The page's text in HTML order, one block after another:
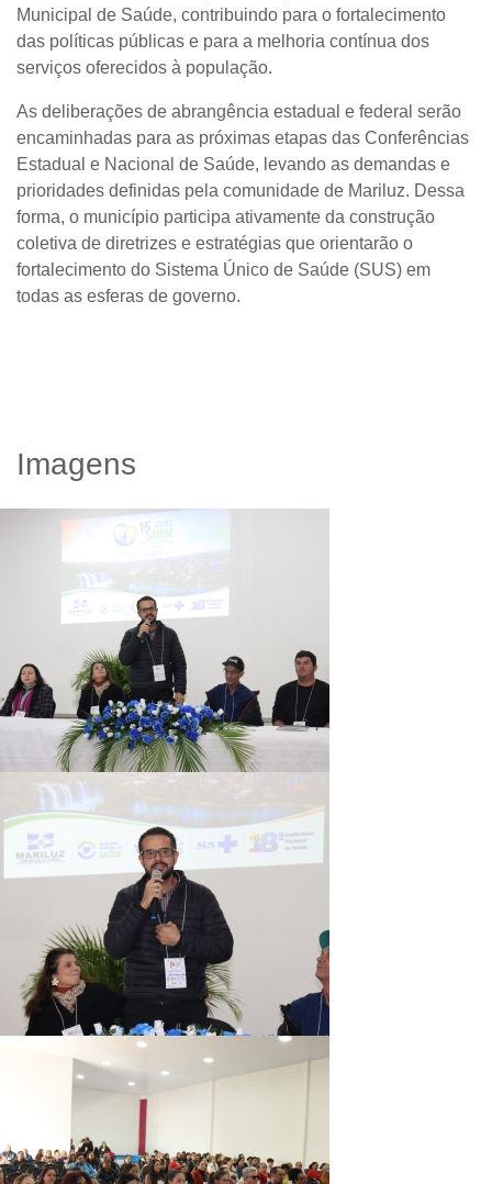
Municipal de Saúde, contribuindo para o fortalecimento
das políticas públicas e para a melhoria contínua dos
serviços oferecidos à população.
As deliberações de abrangência estadual e federal serão
encaminhadas para as próximas etapas das Conferências
Estadual e Nacional de Saúde, levando as demandas e
prioridades definidas pela comunidade de Mariluz. Dessa
forma, o município participa ativamente da construção
coletiva de diretrizes e estratégias que orientarão o
fortalecimento do Sistema Único de Saúde (SUS) em
todas as esferas de governo.
Imagens